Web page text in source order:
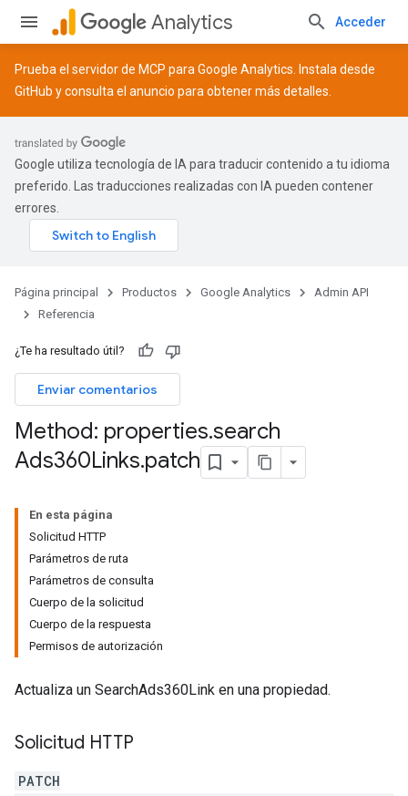
Analytics Acceder
Prueba el servidor de MCP para Google Analytics. Instala desde
GitHub y consulta el anuncio para obtener más detalles.
Google utiliza tecnología de IA para traducir contenido a tu idioma
preferido. Las traducciones realizadas con IA pueden contener
errores.
Página principal Productos Google Analytics
Admin API
Referencia
¿Te ha resultado útil?
Enviar comentarios
Method: properties.search
Ads360Links.patch
En esta página
Solicitud HTTP
Parámetros de ruta
Parámetros de consulta
Cuerpo de la solicitud
Cuerpo de la respuesta
Permisos de autorización
Actualiza un SearchAds360Link en una propiedad.
Solicitud HTTP
PATCH